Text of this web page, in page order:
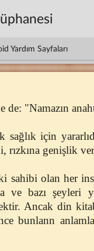
Yardım Sayfaları
de: "Namazın
sağlık için
rızkına genişlik
sahibi olan her
ve bazı şeyleri
Ancak din
bunlann